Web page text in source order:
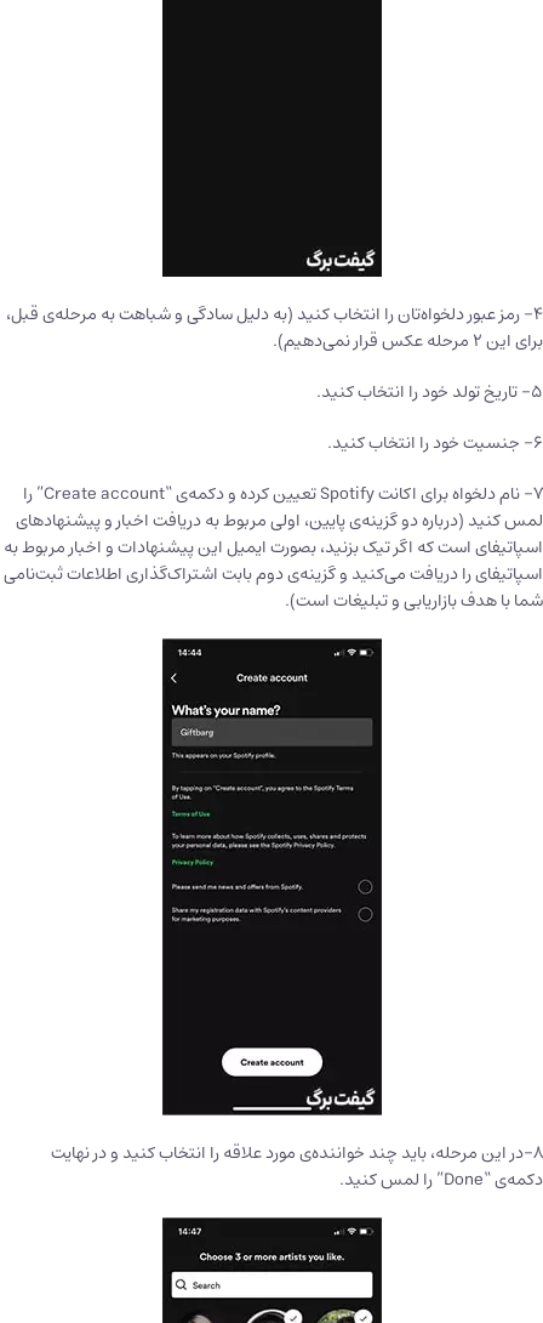
۴- رمز عبور دلخواه‌تان را انتخاب کنید (به دلیل سادگی و شباهت به مرحله‌ی قبل،
برای این ۲ مرحله عکس قرار نمی‌دهیم).
۵- تاریخ تولد خود را انتخاب کنید.
۶- جنسیت خود را انتخاب کنید.
۷- نام دلخواه برای اکانت Spotify تعیین کرده و دکمه‌ی “Create account” را
لمس کنید (درباره دو گزینه‌ی پایین،‌ اولی مربوط به دریافت اخبار و پیشنهاد‌های
اسپاتیفای است که اگر تیک بزنید، بصورت ایمیل این پیشنهادات و اخبار مربوط به
اسپاتیفای را دریافت می‌کنید و گزینه‌ی دوم بابت اشتراک‌گذاری اطلاعات ثبت‌نامی
شما با هدف بازاریابی و تبلیغات است).
۸-در این مرحله، باید چند خواننده‌ی مورد علاقه را انتخاب کنید و در نهایت
دکمه‌ی “Done” را لمس کنید.